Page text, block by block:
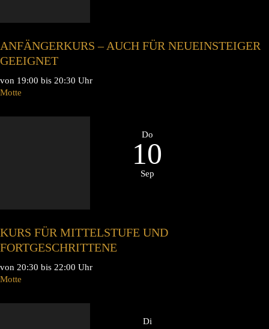
ANFÄNGERKURS – AUCH FÜR NEUEINSTEIGER
GEEIGNET
von 19:00 bis 20:30 Uhr
Motte
Do
10
Sep
KURS FÜR MITTELSTUFE UND
FORTGESCHRITTENE
von 20:30 bis 22:00 Uhr
Motte
Di